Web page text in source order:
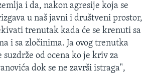
i da, nakon agresije koja se
u naš javni i društveni prostor,
trenutak kada će se krenuti sa
i sa zločinima. Ja ovog trenutka
suzdrže od ocena ko je kriv za
dok se ne završi istraga",